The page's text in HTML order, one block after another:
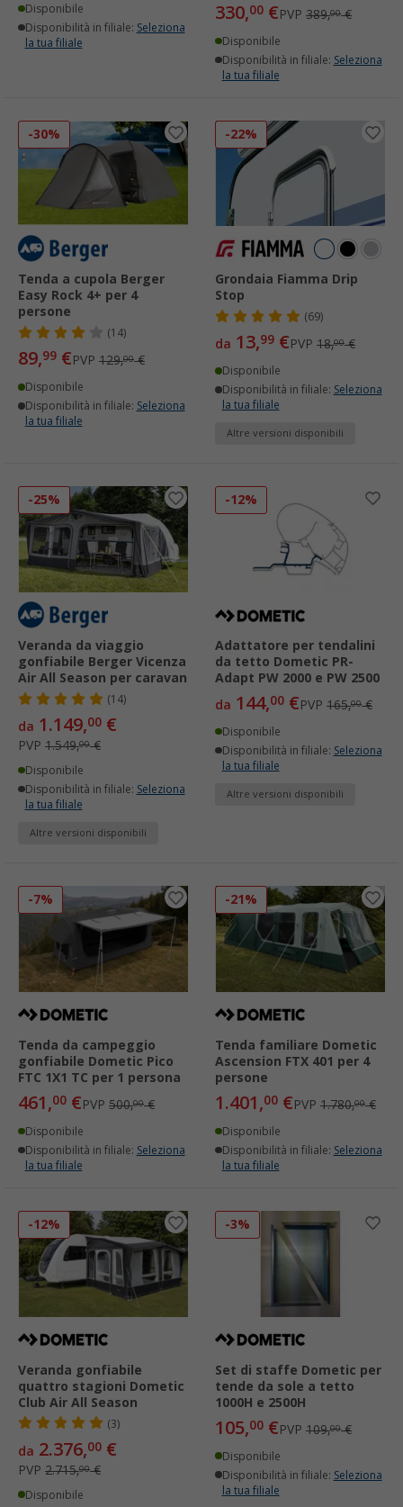
Disponibile
Disponibilità in filiale: Seleziona
la tua filiale
330,00 €PVP 389,00€
Disponibile
Disponibilità in filiale: Seleziona
la tua filiale
-30%
Tenda a cupola Berger
Easy Rock 4+ per 4
persone
(14)
89,99 €PVP 129,00€
Disponibile
Disponibilità in filiale: Seleziona
la tua filiale
-22%
Grondaia Fiamma Drip
Stop
(69)
da 13,99 €PVP 18,00€
Disponibile
Disponibilità in filiale: Seleziona
la tua filiale
Altre versioni disponibili
-25%
Veranda da viaggio
gonfiabile Berger Vicenza
Air All Season per caravan
(14)
da 1.149,00 €
PVP 1.549,00€
Disponibile
Disponibilità in filiale: Seleziona
la tua filiale
Altre versioni disponibili
-12%
Adattatore per tendalini
da tetto Dometic PR-
Adapt PW 2000 e PW 2500
da 144,00 €PVP 165,00€
Disponibile
Disponibilità in filiale: Seleziona
la tua filiale
Altre versioni disponibili
-7%
Tenda da campeggio
gonfiabile Dometic Pico
FTC 1X1 TC per 1 persona
461,00 €PVP 500,00€
Disponibile
Disponibilità in filiale: Seleziona
la tua filiale
-21%
Tenda familiare Dometic
Ascension FTX 401 per 4
persone
1.401,00 €PVP 1.780,00€
Disponibile
Disponibilità in filiale: Seleziona
la tua filiale
-12%
Veranda gonfiabile
quattro stagioni Dometic
Club Air All Season
(3)
da 2.376,00 €
PVP 2.715,00€
Disponibile
-3%
Set di staffe Dometic per
tende da sole a tetto
1000H e 2500H
105,00 €PVP 109,00€
Disponibile
Disponibilità in filiale: Seleziona
la tua filiale